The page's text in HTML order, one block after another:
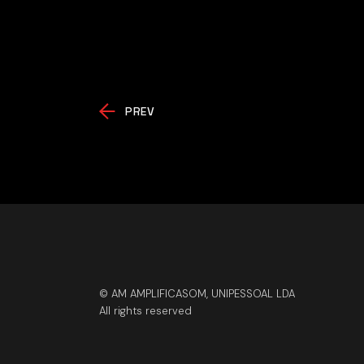
PREV
© AM AMPLIFICASOM, UNIPESSOAL LDA
All rights reserved